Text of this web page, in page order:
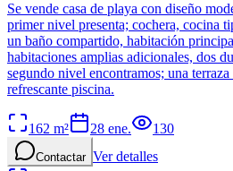
Se vende casa de playa con diseño
primer nivel presenta; cochera, cocina
un baño compartido, habitación
habitaciones amplias adicionales, dos
segundo nivel encontramos; una
refrescante piscina.
162 m² 28 ene. 130
Contactar Ver detalles